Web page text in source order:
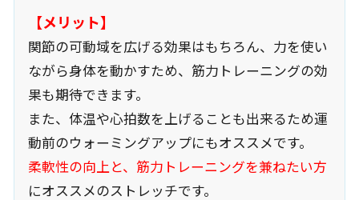
【メリット】
関節の可動域を広げる効果はもちろん、力を使い
ながら身体を動かすため、筋力トレーニングの効
果も期待できます。
また、体温や心拍数を上げることも出来るため運
動前のウォーミングアップにもオススメです。
柔軟性の向上と、筋力トレーニングを兼ねたい方
にオススメのストレッチです。